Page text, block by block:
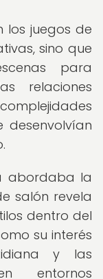
los juegos de
sino que
para
relaciones
desenvolvían
abordaba la
salón revela
dentro del
su interés
y las
entornos